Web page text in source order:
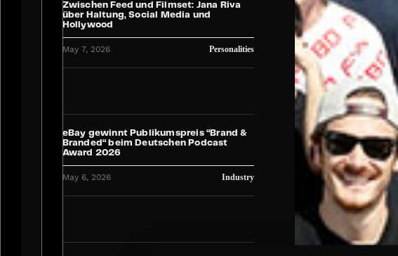
Zwischen Feed und Filmset: Jana Riva
über Haltung, Social Media und
Hollywood
May 7, 2026 Personalities
eBay gewinnt Publikumspreis “Brand &
Branded“ beim Deutschen Podcast
Award 2026
May 6, 2026 Industry